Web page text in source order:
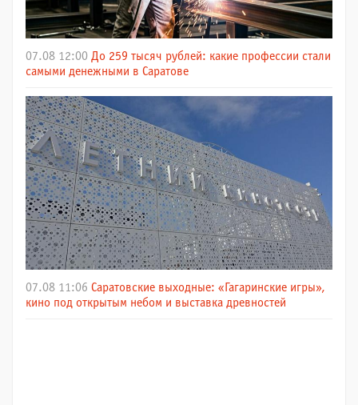
07.08 12:00 До 259 тысяч рублей: какие профессии стали
самыми денежными в Саратове
07.08 11:06 Саратовские выходные: «Гагаринские игры»,
кино под открытым небом и выставка древностей